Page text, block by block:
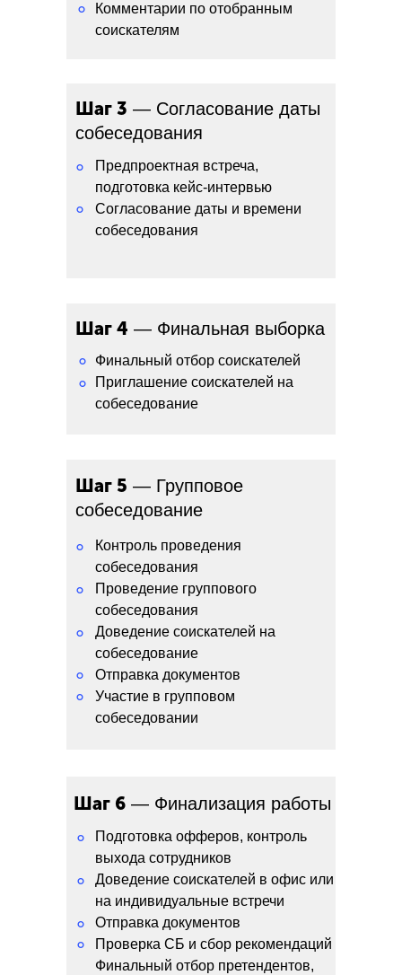
Комментарии по отобранным
соискателям
°
Шаг 3 — Согласование даты
собеседования
Предпроектная встреча,
подготовка кейс-интервью
Согласование даты и времени
собеседования
°
°
Шаг 4 — Финальная выборка
Финальный отбор соискателей
Приглашение соискателей на
собеседование
°
°
Шаг 5 — Групповое
собеседование
Контроль проведения
собеседования
Проведение группового
собеседования
Доведение соискателей на
собеседование
Отправка документов
Участие в групповом
собеседовании
°
°
Шаг 6 — Финализация работы
Подготовка офферов, контроль
выхода сотрудников
Доведение соискателей в офис или
на индивидуальные встречи
Отправка документов
Проверка СБ и сбор рекомендаций
Финальный отбор претендентов,
°
°
°
°
°
°
°